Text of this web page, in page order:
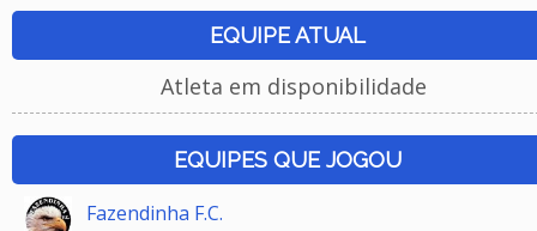
EQUIPE ATUAL
Atleta em disponibilidade
EQUIPES QUE JOGOU
Fazendinha F.C.